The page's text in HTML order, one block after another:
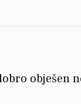
obješen